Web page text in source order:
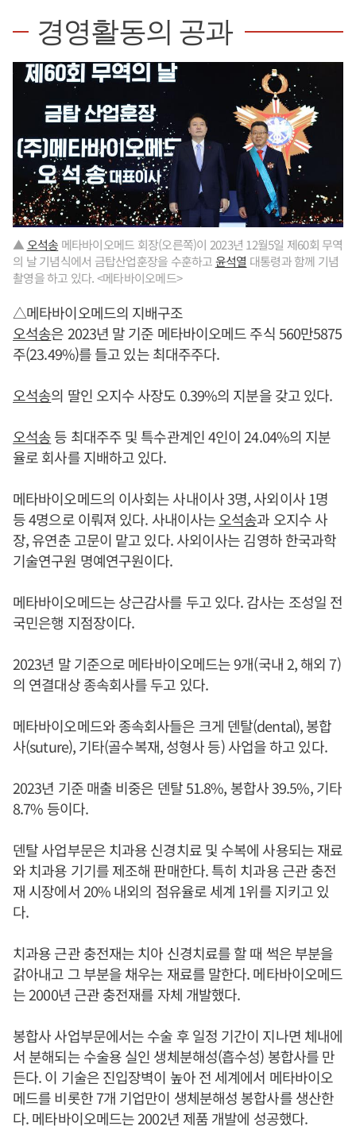
경영활동의 공과
▲오석송 메타바이오메드 회장(오른쪽)이 2023년 12월5일 제60회 무역
의 날 기념식에서 금탑산업훈장을 수훈하고윤석열 대통령과 함께 기념
촬영을 하고 있다. <메타바이오메드>
△메타바이오메드의 지배구조
오석송은 2023년 말 기준 메타바이오메드 주식 560만5875
주(23.49%)를 들고 있는 최대주주다.
오석송의 딸인 오지수 사장도 0.39%의 지분을 갖고 있다.
오석송등 최대주주 및 특수관계인 4인이 24.04%의 지분
율로 회사를 지배하고 있다.
메타바이오메드의 이사회는 사내이사 3명, 사외이사 1명
등 4명으로 이뤄져 있다. 사내이사는오석송과 오지수 사
장, 유연춘 고문이 맡고 있다. 사외이사는 김영하 한국과학
기술연구원 명예연구원이다.
메타바이오메드는 상근감사를 두고 있다. 감사는 조성일 전
국민은행 지점장이다.
2023년 말 기준으로 메타바이오메드는 9개(국내 2, 해외 7)
의 연결대상 종속회사를 두고 있다.
메타바이오메드와 종속회사들은 크게 덴탈(dental), 봉합
사(suture), 기타(골수복재, 성형사 등) 사업을 하고 있다.
2023년 기준 매출 비중은 덴탈 51.8%, 봉합사 39.5%, 기타
8.7% 등이다.
덴탈 사업부문은 치과용 신경치료 및 수복에 사용되는 재료
와 치과용 기기를 제조해 판매한다. 특히 치과용 근관 충전
재 시장에서 20% 내외의 점유율로 세계 1위를 지키고 있
다.
치과용 근관 충전재는 치아 신경치료를 할 때 썩은 부분을
갉아내고 그 부분을 채우는 재료를 말한다. 메타바이오메드
는 2000년 근관 충전재를 자체 개발했다.
봉합사 사업부문에서는 수술 후 일정 기간이 지나면 체내에
서 분해되는 수술용 실인 생체분해성(흡수성) 봉합사를 만
든다. 이 기술은 진입장벽이 높아 전 세계에서 메타바이오
메드를 비롯한 7개 기업만이 생체분해성 봉합사를 생산한
다. 메타바이오메드는 2002년 제품 개발에 성공했다.